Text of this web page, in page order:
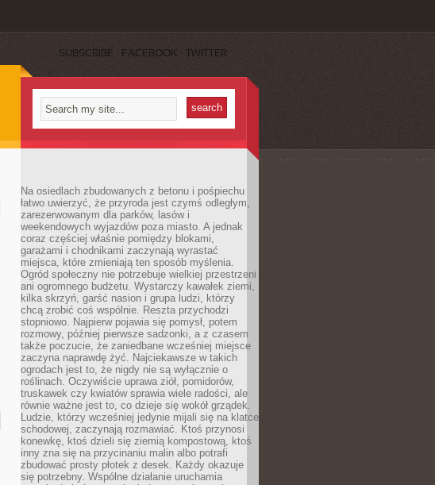
SUBSCRIBE FACEBOOK TWITTER
Na osiedlach zbudowanych z betonu i pośpiechu
łatwo uwierzyć, że przyroda jest czymś odległym,
zarezerwowanym dla parków, lasów i
weekendowych wyjazdów poza miasto. A jednak
coraz częściej właśnie pomiędzy blokami,
garażami i chodnikami zaczynają wyrastać
miejsca, które zmieniają ten sposób myślenia.
Ogród społeczny nie potrzebuje wielkiej przestrzeni
ani ogromnego budżetu. Wystarczy kawałek ziemi,
kilka skrzyń, garść nasion i grupa ludzi, którzy
chcą zrobić coś wspólnie. Reszta przychodzi
stopniowo. Najpierw pojawia się pomysł, potem
rozmowy, później pierwsze sadzonki, a z czasem
także poczucie, że zaniedbane wcześniej miejsce
zaczyna naprawdę żyć. Najciekawsze w takich
ogrodach jest to, że nigdy nie są wyłącznie o
roślinach. Oczywiście uprawa ziół, pomidorów,
truskawek czy kwiatów sprawia wiele radości, ale
równie ważne jest to, co dzieje się wokół grządek.
Ludzie, którzy wcześniej jedynie mijali się na klatce
schodowej, zaczynają rozmawiać. Ktoś przynosi
konewkę, ktoś dzieli się ziemią kompostową, ktoś
inny zna się na przycinaniu malin albo potrafi
zbudować prosty płotek z desek. Każdy okazuje
się potrzebny. Wspólne działanie uruchamia